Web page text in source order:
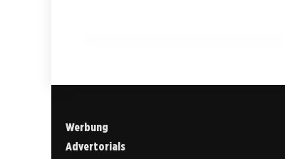
Werbung
Advertorials